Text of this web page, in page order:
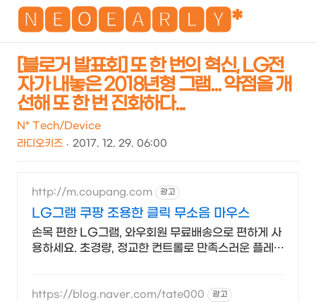
🅽🅴🅾🅴🅰🆁🅻🆈*
검
[블로거 발표회] 또 한 번의 혁신, LG전
자가 내놓은 2018년형 그램... 약점을 개
선해 또 한 번 진화하다...
N* Tech/Device
라디오키즈
2017. 12. 29. 06:00
http://m.coupang.com 광고
LG그램 쿠팡 조용한 클릭 무소음 마우스
손목 편한 LG그램, 와우회원 무료배송으로 편하게 사
용하세요. 초경량, 정교한 컨트롤로 만족스러운 플레이
https://blog.naver.com/tate000 광고